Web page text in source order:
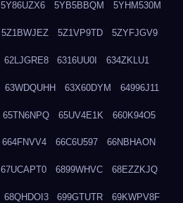
5Y86UZX6 5YB5BBQM 5YHM530M
5Z1BWJEZ 5Z1VP9TD 5ZYFJGV9
62LJGRE8 6316UU0I 634ZKLU1
63WDQUHH 63X60DYM 64996J11
65TN6NPQ 65UV4E1K 660K94O5
664FNVV4 66C6U597 66NBHAON
67UCAPT0 6899WHVC 68EZZKJQ
68QHDOI3 699GTUTR 69KWPV8F